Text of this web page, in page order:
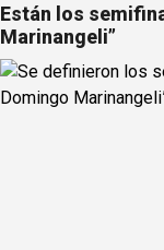
Están los
Marinangeli”